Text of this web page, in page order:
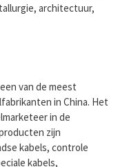
architectuur,
van de meest
in China. Het
in de
zijn
kabels, controle
kabels,